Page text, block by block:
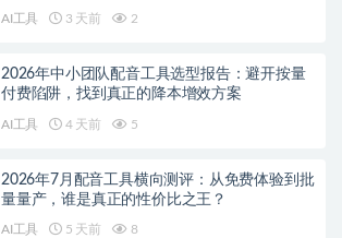
AI工具 3 天前 2
2026年中小团队配音工具选型报告：避开按量
付费陷阱，找到真正的降本增效方案
AI工具 4 天前 5
2026年7月配音工具横向测评：从免费体验到批
量量产，谁是真正的性价比之王？
AI工具 5 天前 8